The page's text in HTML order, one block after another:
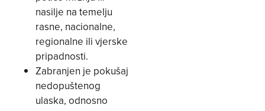
nasilje na temelju
rasne, nacionalne,
regionalne ili vjerske
pripadnosti.
Zabranjen je pokušaj
nedopuštenog
ulaska, odnosno